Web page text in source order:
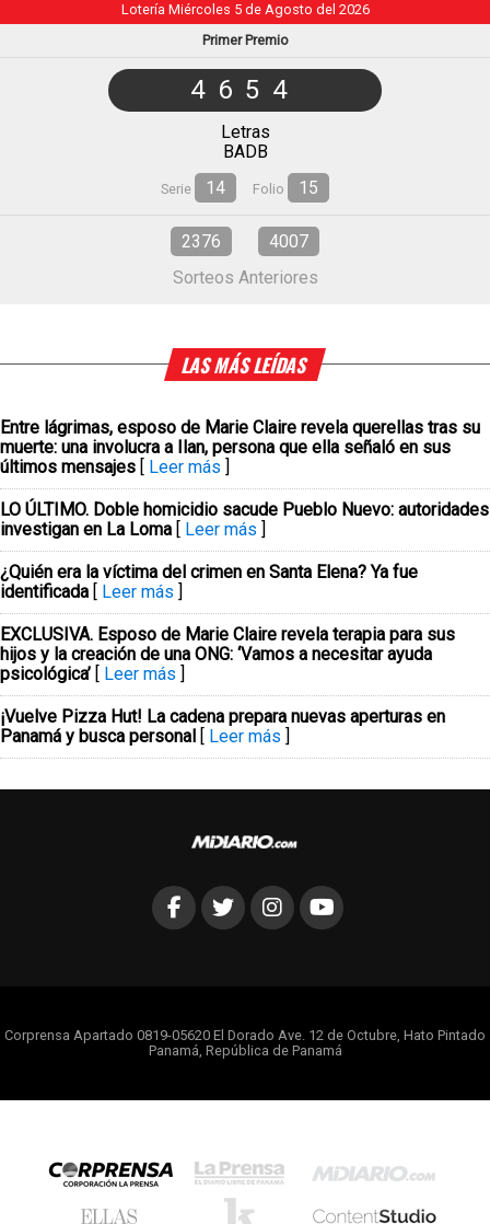
Lotería Miércoles 5 de Agosto del 2026
Primer Premio
4654
Letras
BADB
Serie 14 Folio 15
2376
4007
Sorteos Anteriores
LAS MÁS LEÍDAS
Entre lágrimas, esposo de Marie Claire revela querellas tras su
muerte: una involucra a Ilan, persona que ella señaló en sus
últimos mensajes [ Leer más ]
LO ÚLTIMO. Doble homicidio sacude Pueblo Nuevo: autoridades
investigan en La Loma [ Leer más ]
¿Quién era la víctima del crimen en Santa Elena? Ya fue
identificada [ Leer más ]
EXCLUSIVA. Esposo de Marie Claire revela terapia para sus
hijos y la creación de una ONG: ‘Vamos a necesitar ayuda
psicológica’ [ Leer más ]
¡Vuelve Pizza Hut! La cadena prepara nuevas aperturas en
Panamá y busca personal [ Leer más ]
Corprensa Apartado 0819-05620 El Dorado Ave. 12 de Octubre, Hato Pintado
Panamá, República de Panamá